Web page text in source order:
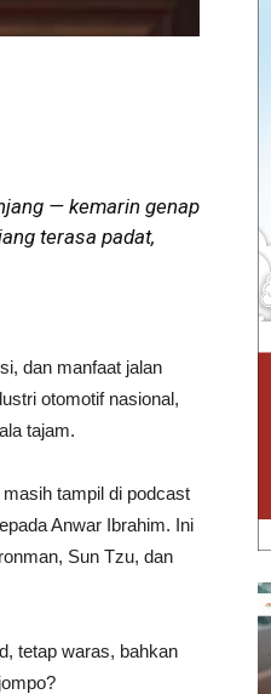
— kemarin genap
terasa padat,
dan manfaat jalan
otomotif nasional,
tajam.
tampil di podcast
Anwar Ibrahim. Ini
Sun Tzu, dan
tetap waras, bahkan